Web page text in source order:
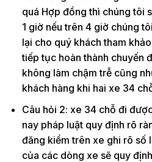
quá Hợp đồng thì chúng tôi
1 giờ nếu trên 4 giờ chúng
lại cho quý khách tham
tiếp tục hoàn thành chuyến
không làm chậm trễ cũng
khách hàng khi hai xe 34
Câu hỏi 2: xe 34 chỗ đi
nay pháp luật quy định rõ
đăng kiểm trên xe ghi rõ số
của các dòng xe sẽ quy